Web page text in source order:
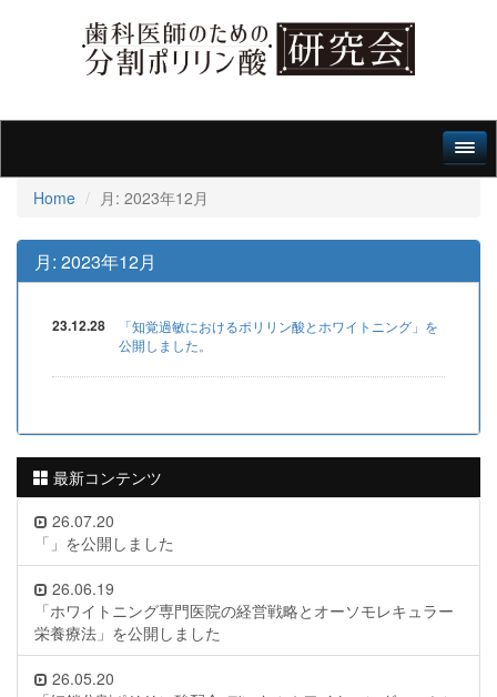
Home 月: 2023年12月
月: 2023年12月
23.12.28
「知覚過敏におけるポリリン酸とホワイトニング」を
公開しました。
最新コンテンツ
26.07.20
「」を公開しました
26.06.19
「ホワイトニング専門医院の経営戦略とオーソモレキュラー
栄養療法」を公開しました
26.05.20